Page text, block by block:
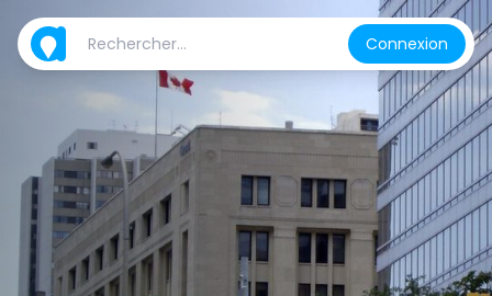
Connexion